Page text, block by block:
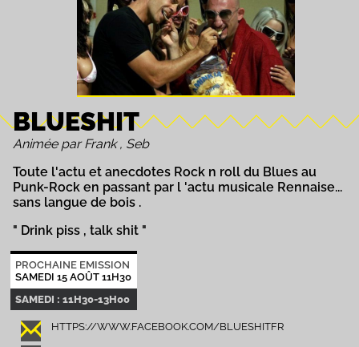
BLUESHIT
Animée par Frank , Seb
Toute l'actu et anecdotes Rock n roll du Blues au
Punk-Rock en passant par l 'actu musicale Rennaise...
sans langue de bois .
" Drink piss , talk shit "
PROCHAINE EMISSION
SAMEDI 15 AOÛT 11H30
SAMEDI : 11H30-13H00
HTTPS://WWW.FACEBOOK.COM/BLUESHITFR